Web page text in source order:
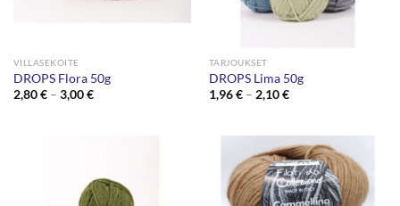
VILLASEKOITE
DROPS Flora 50g
2,80€ – 3,00€Hintaluokka:
TARJOUKSET
DROPS Lima 50g
1,96€ – 2,10€Hintaluokka: